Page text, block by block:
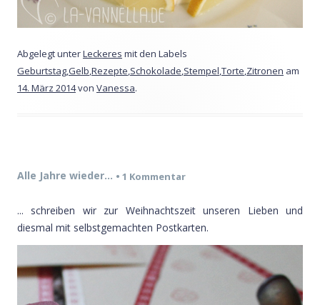
Abgelegt unterLeckeres mit den Labels
Geburtstag,Gelb,Rezepte,Schokolade,Stempel,Torte,Zitronen am
14. März 2014von Vanessa.
Alle Jahre wieder… • 1 Kommentar
... schreiben wir zur Weihnachtszeit unseren Lieben und
diesmal mit selbstgemachten Postkarten.